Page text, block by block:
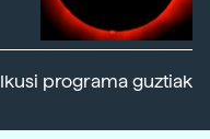
Ikusi programa guztiak